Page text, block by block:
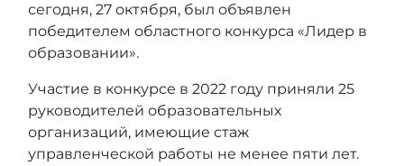
сегодня, 27 октября, был объявлен
победителем областного конкурса «Лидер в
образовании».
Участие в конкурсе в 2022 году приняли 25
руководителей образовательных
организаций, имеющие стаж
управленческой работы не менее пяти лет.